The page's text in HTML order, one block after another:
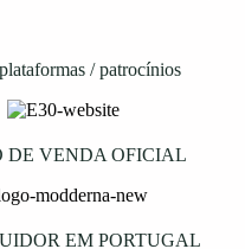
/ patrocínios
DE VENDA OFICIAL
EM PORTUGAL